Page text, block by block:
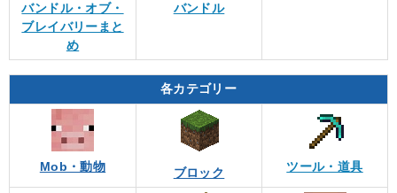
バンドル・オブ・
ブレイバリーまと
め
バンドル
各カテゴリー
Mob・動物 ブロック ツール・道具